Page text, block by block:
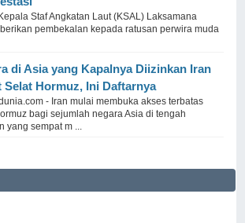
Staf Angkatan Laut (KSAL) Laksamana
pembekalan kepada ratusan perwira muda
di Asia yang Kapalnya Diizinkan Iran
Selat Hormuz, Ini Daftarnya
- Iran mulai membuka akses terbatas
bagi sejumlah negara Asia di tengah
sempat m ...